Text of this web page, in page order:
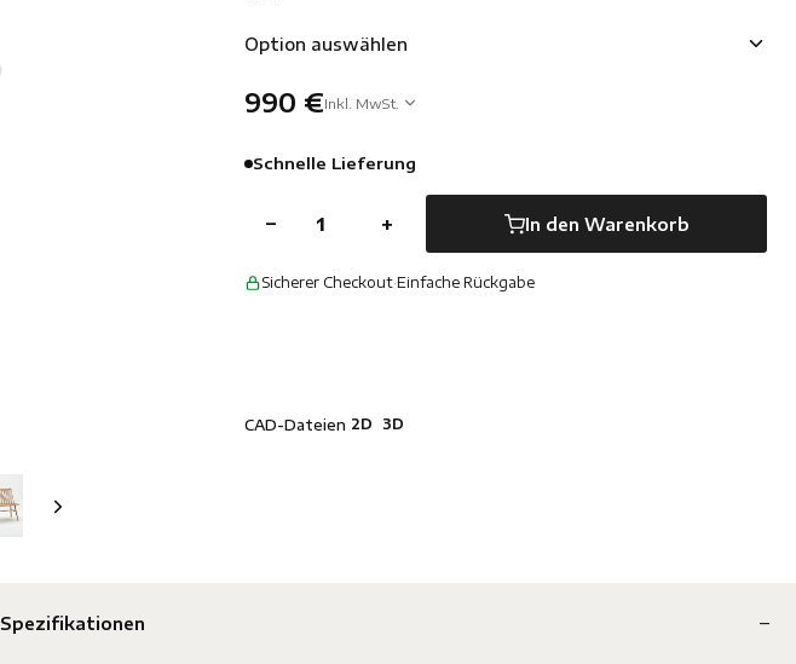
Option auswählen
990 €Inkl. MwSt.
Schnelle Lieferung
− + In den Warenkorb
Sicherer Checkout·Einfache Rückgabe
CAD-Dateien 2D 3D
Spezifikationen